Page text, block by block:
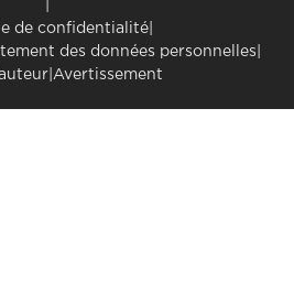
de confidentialité
des données personnelles
| Avertissement